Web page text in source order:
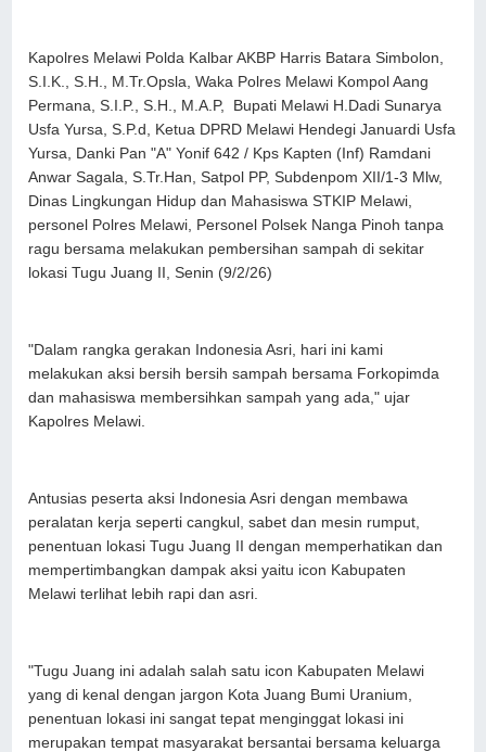
Kapolres Melawi Polda Kalbar AKBP Harris Batara Simbolon,
S.I.K., S.H., M.Tr.Opsla, Waka Polres Melawi Kompol Aang
Permana, S.I.P., S.H., M.A.P, Bupati Melawi H.Dadi Sunarya
Usfa Yursa, S.P.d, Ketua DPRD Melawi Hendegi Januardi Usfa
Yursa, Danki Pan "A" Yonif 642 / Kps Kapten (Inf) Ramdani
Anwar Sagala, S.Tr.Han, Satpol PP, Subdenpom XII/1-3 Mlw,
Dinas Lingkungan Hidup dan Mahasiswa STKIP Melawi,
personel Polres Melawi, Personel Polsek Nanga Pinoh tanpa
ragu bersama melakukan pembersihan sampah di sekitar
lokasi Tugu Juang II, Senin (9/2/26)
"Dalam rangka gerakan Indonesia Asri, hari ini kami
melakukan aksi bersih bersih sampah bersama Forkopimda
dan mahasiswa membersihkan sampah yang ada," ujar
Kapolres Melawi.
Antusias peserta aksi Indonesia Asri dengan membawa
peralatan kerja seperti cangkul, sabet dan mesin rumput,
penentuan lokasi Tugu Juang II dengan memperhatikan dan
mempertimbangkan dampak aksi yaitu icon Kabupaten
Melawi terlihat lebih rapi dan asri.
"Tugu Juang ini adalah salah satu icon Kabupaten Melawi
yang di kenal dengan jargon Kota Juang Bumi Uranium,
penentuan lokasi ini sangat tepat menginggat lokasi ini
merupakan tempat masyarakat bersantai bersama keluarga